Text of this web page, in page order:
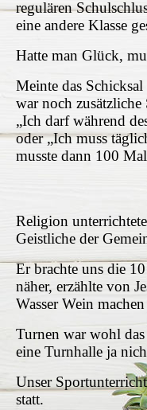
regulären
eine andere Klasse
Hatte man Glück,
Meinte das
war noch zusätzliche
„Ich darf während
oder „Ich muss
musste dann 100
Religion
Geistliche der
Er brachte uns die
näher, erzählte von
Wasser Wein
Turnen war wohl
eine Turnhalle ja
Unser
statt.